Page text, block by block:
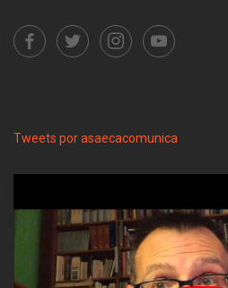
Tweets por asaecacomunica